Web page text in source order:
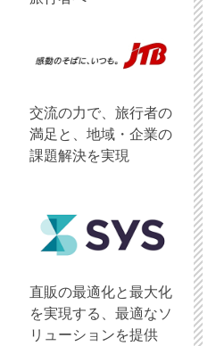
交流の力で、旅行者の
満足と、地域・企業の
課題解決を実現
直販の最適化と最大化
を実現する、最適なソ
リューションを提供